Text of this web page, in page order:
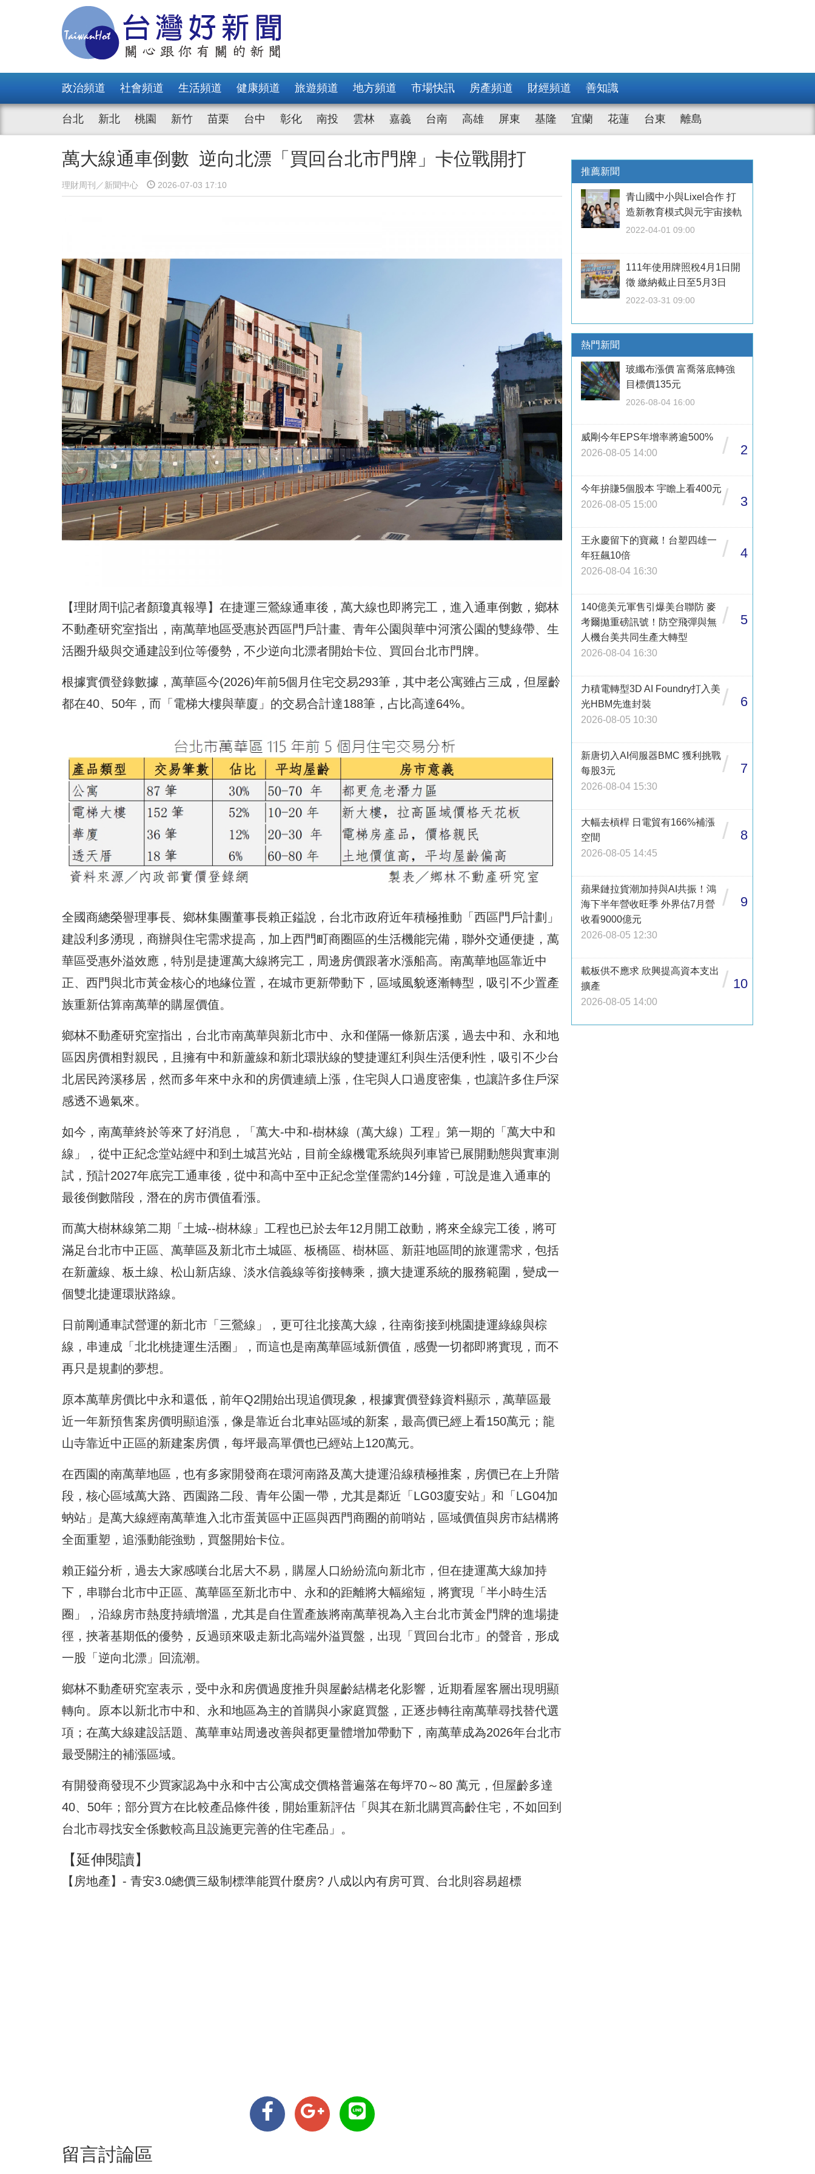
政治頻道 社會頻道 生活頻道 健康頻道 旅遊頻道 地方頻道 市場快訊 房產頻道 財經頻道 善知識
台北 新北 桃園 新竹 苗栗 台中 彰化 南投 雲林 嘉義 台南 高雄 屏東 基隆 宜蘭 花蓮 台東 離島
萬大線通車倒數 逆向北漂「買回台北市門牌」卡位戰開打
理財周刊／新聞中心 2026-07-03 17:10
【理財周刊記者顏瓊真報導】在捷運三鶯線通車後，萬大線也即將完工，進入通車倒數，鄉林
不動產研究室指出，南萬華地區受惠於西區門戶計畫、青年公園與華中河濱公園的雙綠帶、生
活圈升級與交通建設到位等優勢，不少逆向北漂者開始卡位、買回台北市門牌。
根據實價登錄數據，萬華區今(2026)年前5個月住宅交易293筆，其中老公寓雖占三成，但屋齡
都在40、50年，而「電梯大樓與華廈」的交易合計達188筆，占比高達64%。
全國商總榮譽理事長、鄉林集團董事長賴正鎰說，台北市政府近年積極推動「西區門戶計劃」
建設利多湧現，商辦與住宅需求提高，加上西門町商圈區的生活機能完備，聯外交通便捷，萬
華區受惠外溢效應，特別是捷運萬大線將完工，周邊房價跟著水漲船高。南萬華地區靠近中
正、西門與北市黃金核心的地緣位置，在城市更新帶動下，區域風貌逐漸轉型，吸引不少置產
族重新估算南萬華的購屋價值。
鄉林不動產研究室指出，台北市南萬華與新北市中、永和僅隔一條新店溪，過去中和、永和地
區因房價相對親民，且擁有中和新蘆線和新北環狀線的雙捷運紅利與生活便利性，吸引不少台
北居民跨溪移居，然而多年來中永和的房價連續上漲，住宅與人口過度密集，也讓許多住戶深
感透不過氣來。
如今，南萬華終於等來了好消息，「萬大-中和-樹林線（萬大線）工程」第一期的「萬大中和
線」，從中正紀念堂站經中和到土城莒光站，目前全線機電系統與列車皆已展開動態與實車測
試，預計2027年底完工通車後，從中和高中至中正紀念堂僅需約14分鐘，可說是進入通車的
最後倒數階段，潛在的房市價值看漲。
而萬大樹林線第二期「土城--樹林線」工程也已於去年12月開工啟動，將來全線完工後，將可
滿足台北市中正區、萬華區及新北市土城區、板橋區、樹林區、新莊地區間的旅運需求，包括
在新蘆線、板土線、松山新店線、淡水信義線等銜接轉乘，擴大捷運系統的服務範圍，變成一
個雙北捷運環狀路線。
日前剛通車試營運的新北市「三鶯線」，更可往北接萬大線，往南銜接到桃園捷運綠線與棕
線，串連成「北北桃捷運生活圈」，而這也是南萬華區域新價值，感覺一切都即將實現，而不
再只是規劃的夢想。
原本萬華房價比中永和還低，前年Q2開始出現追價現象，根據實價登錄資料顯示，萬華區最
近一年新預售案房價明顯追漲，像是靠近台北車站區域的新案，最高價已經上看150萬元；龍
山寺靠近中正區的新建案房價，每坪最高單價也已經站上120萬元。
在西園的南萬華地區，也有多家開發商在環河南路及萬大捷運沿線積極推案，房價已在上升階
段，核心區域萬大路、西園路二段、青年公園一帶，尤其是鄰近「LG03廈安站」和「LG04加
蚋站」是萬大線經南萬華進入北市蛋黃區中正區與西門商圈的前哨站，區域價值與房市結構將
全面重塑，追漲動能強勁，買盤開始卡位。
賴正鎰分析，過去大家感嘆台北居大不易，購屋人口紛紛流向新北市，但在捷運萬大線加持
下，串聯台北市中正區、萬華區至新北市中、永和的距離將大幅縮短，將實現「半小時生活
圈」，沿線房市熱度持續增溫，尤其是自住置產族將南萬華視為入主台北市黃金門牌的進場捷
徑，挾著基期低的優勢，反過頭來吸走新北高端外溢買盤，出現「買回台北市」的聲音，形成
一股「逆向北漂」回流潮。
鄉林不動產研究室表示，受中永和房價過度推升與屋齡結構老化影響，近期看屋客層出現明顯
轉向。原本以新北市中和、永和地區為主的首購與小家庭買盤，正逐步轉往南萬華尋找替代選
項；在萬大線建設話題、萬華車站周邊改善與都更量體增加帶動下，南萬華成為2026年台北市
最受關注的補漲區域。
有開發商發現不少買家認為中永和中古公寓成交價格普遍落在每坪70～80 萬元，但屋齡多達
40、50年；部分買方在比較產品條件後，開始重新評估「與其在新北購買高齡住宅，不如回到
台北市尋找安全係數較高且設施更完善的住宅產品」。
【延伸閱讀】
【房地產】- 青安3.0總價三級制標準能買什麼房? 八成以內有房可買、台北則容易超標
留言討論區
推薦新聞
青山國中小與Lixel合作 打
造新教育模式與元宇宙接軌
2022-04-01 09:00
111年使用牌照稅4月1日開
徵 繳納截止日至5月3日
2022-03-31 09:00
熱門新聞
玻纖布漲價 富喬落底轉強
目標價135元
2026-08-04 16:00
威剛今年EPS年增率將逾500%
2026-08-05 14:00
/ 2
今年拚賺5個股本 宇瞻上看400元
2026-08-05 15:00
/ 3
王永慶留下的寶藏！台塑四雄一
年狂飆10倍
2026-08-04 16:30
/ 4
140億美元軍售引爆美台聯防 麥
考爾拋重磅訊號！防空飛彈與無
人機台美共同生產大轉型
2026-08-04 16:30
/ 5
力積電轉型3D AI Foundry打入美
光HBM先進封裝
2026-08-05 10:30
/ 6
新唐切入AI伺服器BMC 獲利挑戰
每股3元
2026-08-04 15:30
/ 7
大幅去槓桿 日電貿有166%補漲
空間
2026-08-05 14:45
/ 8
蘋果鏈拉貨潮加持與AI共振！鴻
海下半年營收旺季 外界估7月營
收看9000億元
2026-08-05 12:30
/ 9
載板供不應求 欣興提高資本支出
擴產
2026-08-05 14:00
/ 10